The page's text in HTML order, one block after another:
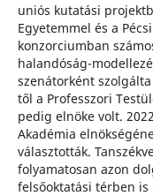
uniós kutatási
Egyetemmel és a
konzorciumban
halandóság-
szenátorként
től a Professzori
pedig elnöke volt.
Akadémia
választották.
folyamatosan azon
felsőoktatási térben